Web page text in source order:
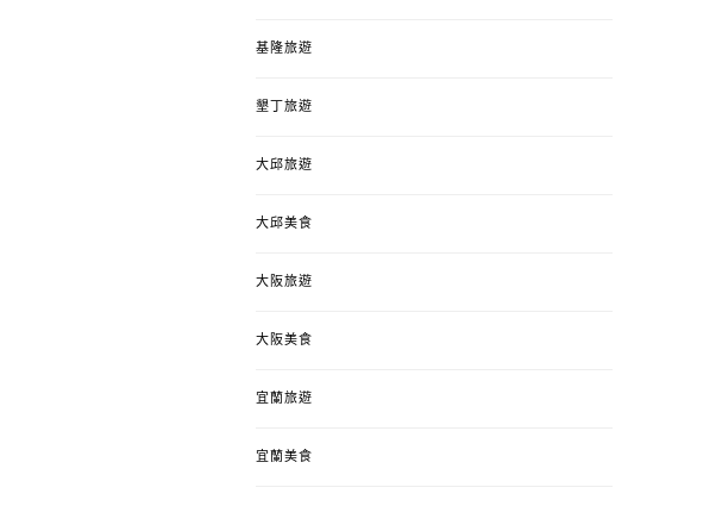
基隆旅遊
墾丁旅遊
大邱旅遊
大邱美食
大阪旅遊
大阪美食
宜蘭旅遊
宜蘭美食